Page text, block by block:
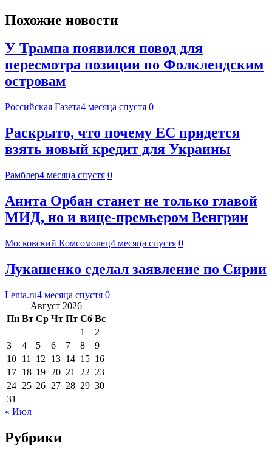
Похожие новости
У Трампа появился повод для
пересмотра позиции по Фолклендским
островам
Российская Газета4 месяца спустя 0
Раскрыто, что почему ЕС придется
взять новый кредит для Украины
Рамблер4 месяца спустя 0
Анита Орбан станет не только главой
МИД, но и вице-премьером Венгрии
Московский Комсомолец4 месяца спустя 0
Лукашенко сделал заявление по Сирии
Lenta.ru4 месяца спустя 0
Август 2026
Пн Вт Ср Чт Пт Сб Вс
1
2
3
4 5 6 7 8
9
10 11 12 13 14 15 16
17 18 19 20 21 22 23
24 25 26 27 28 29 30
31
« Июл
Рубрики